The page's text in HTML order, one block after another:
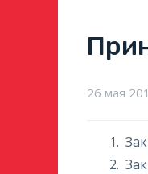
26 мая